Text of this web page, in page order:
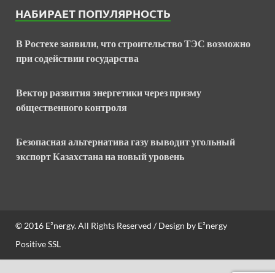
НАБИРАЕТ ПОПУЛЯРНОСТЬ
В Ростехе заявили, что строительство ТЭС возможно
при содействии государства
Вектор развития энергетики через призму
общественного контроля
Безопасная альтернатива газу выводит угольный
экспорт Казахстана на новый уровень
© 2016 E²nergy. All Rights Reserved / Design by E²nergy
Positive SSL